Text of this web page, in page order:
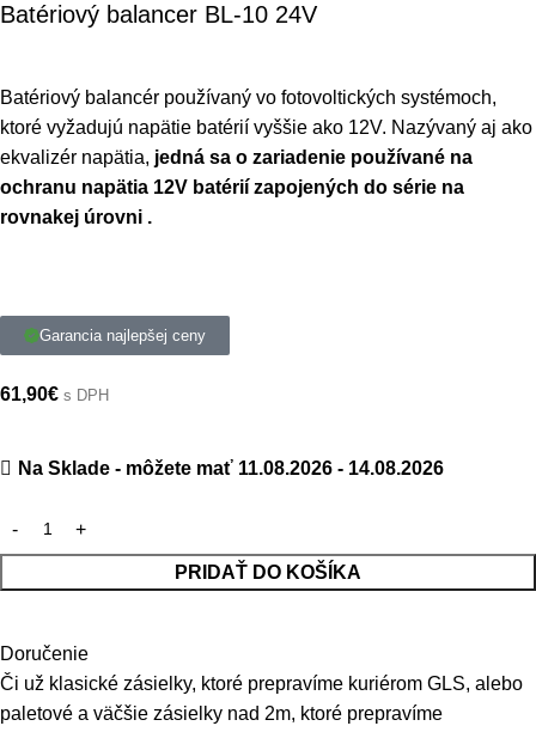
Batériový balancer BL-10 24V
Batériový balancér používaný vo fotovoltických systémoch,
ktoré vyžadujú napätie batérií vyššie ako 12V. Nazývaný aj ako
ekvalizér napätia, jedná sa o zariadenie používané na
ochranu napätia 12V batérií zapojených do série na
rovnakej úrovni .
Garancia najlepšej ceny
61,90€ s DPH
Na Sklade - môžete mať 11.08.2026 - 14.08.2026
PRIDAŤ DO KOŠÍKA
Doručenie
Či už klasické zásielky, ktoré prepravíme kuriérom GLS, alebo
paletové a väčšie zásielky nad 2m, ktoré prepravíme